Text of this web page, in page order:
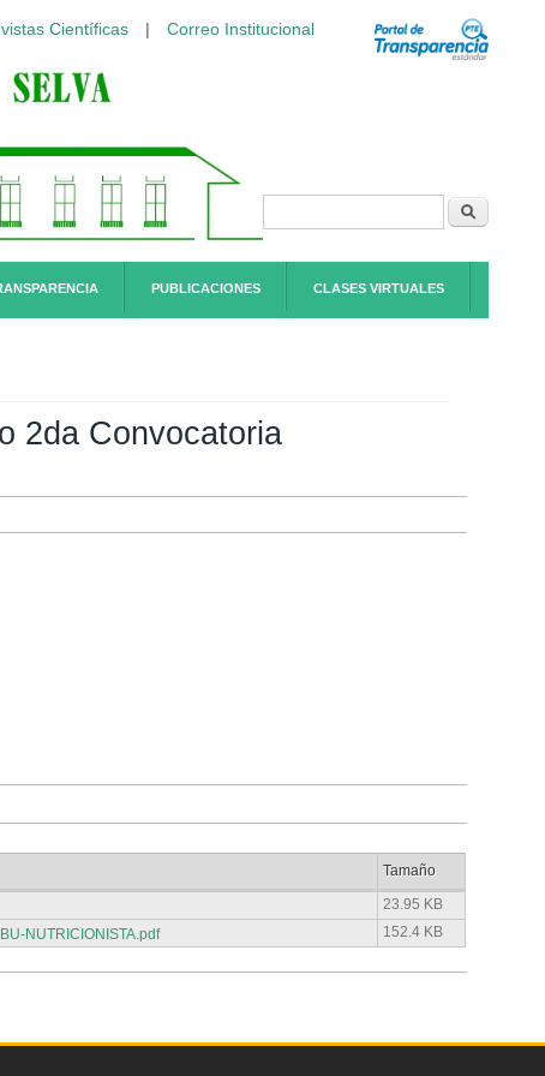
Científicas | Correo Institucional
Formulario de
PUBLICACIONES CLASES VIRTUALES
2da Convocatoria
Tamaño
23.95 KB
NUTRICIONISTA.pdf
152.4 KB